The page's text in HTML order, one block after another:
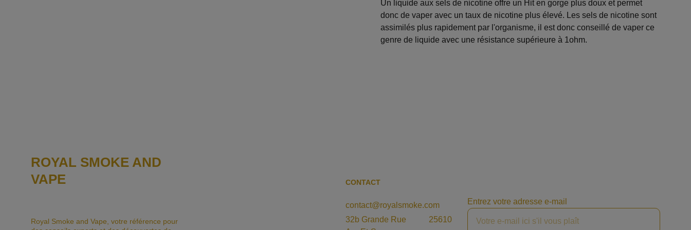
Un liquide aux sels de nicotine offre un Hit en gorge plus doux et permet
donc de vaper avec un taux de nicotine plus élevé. Les sels de nicotine sont
assimilés plus rapidement par l'organisme, il est donc conseillé de vaper ce
genre de liquide avec une résistance supérieure à 1ohm.
ROYAL SMOKE AND
VAPE
Royal Smoke and Vape, votre référence pour
CONTACT
contact@royalsmoke.com Entrez votre adresse e-mail
32b Grande Rue           25610